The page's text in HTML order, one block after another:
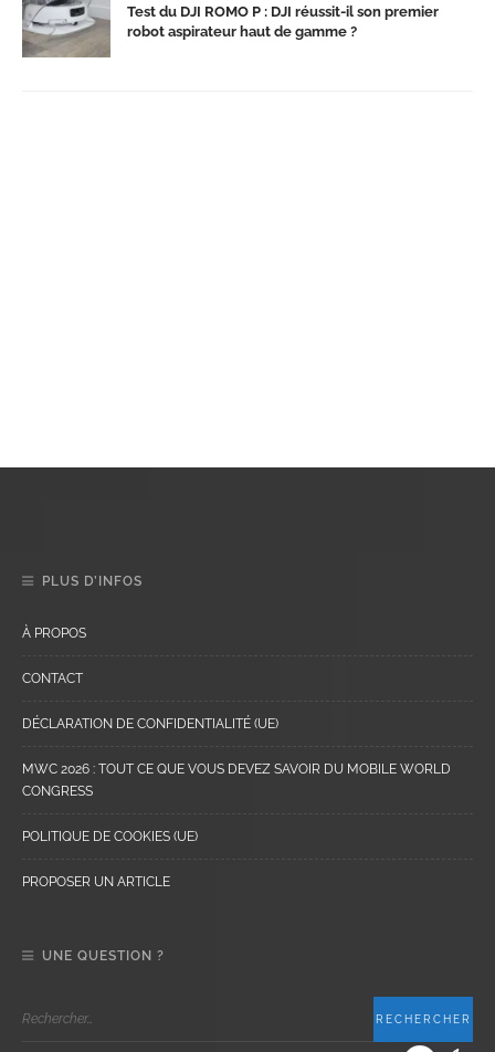
Test du DJI ROMO P : DJI réussit-il son premier
robot aspirateur haut de gamme ?
PLUS D’INFOS
À PROPOS
CONTACT
DÉCLARATION DE CONFIDENTIALITÉ (UE)
MWC 2026 : TOUT CE QUE VOUS DEVEZ SAVOIR DU MOBILE WORLD
CONGRESS
POLITIQUE DE COOKIES (UE)
PROPOSER UN ARTICLE
UNE QUESTION ?